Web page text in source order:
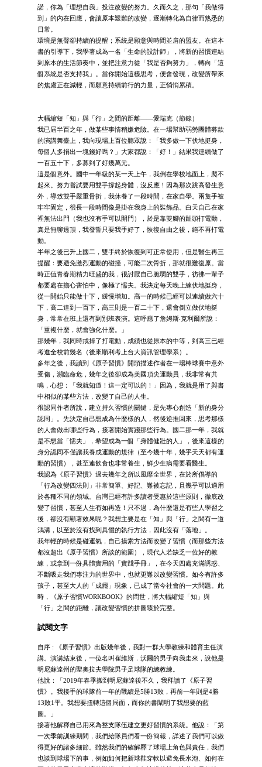
諾，你為「理想自我」投注改變的努力。久而久之，那句「我做得
到」的內在回應，會讓原本艱難的改變，逐漸轉化為自律而熟悉的
日常。
環境是無聲卻持續的提醒；系統是願意與時間並肩的盟友。在這本
書的引導下，我學著成為一名「生命的設計師」，將新的習慣連結
到原本的生活節奏中，並把注意力從「我是否夠努力」，轉向「這
個系統是否支持我」。當你開始這樣思考，便會發現，改變所帶來
的焦慮正在減輕，而願意持續前行的力量，正悄悄累積。
大幅縮短「知」與「行」之間的距離——愛瑞克（節錄）
我已屆半百之年，做某些事情稍嫌危險。在一場幫助弱勢團體募款
的演講舞臺上，我向現場上百位聽眾說：「我多做一下伏地挺身，
每個人多捐出一塊錢好嗎？」大家都說：「好！」結果我連續做了
一百五十下，多募到了好幾萬元。
這是個意外。國中一年級的某一天上午，我倒在學校地面上，爬不
起來。努力嘗試要用雙手撐起身體，沒反應！因為那次跳高發生意
外，導致雙手嚴重骨折，我休養了一段時間，在家自學。兩隻手被
牢牢固定，很長一段時間像是掛在我身上的裝飾品。白天自己在家
裡無法出門（我也沒有手可以開門），於是靠雙腳的趾頭打電動，
真是無聊透頂，我發誓只要我手好了，恢復自由之後，絕不再打電
動。
半年之後已升上國二，雙手終於恢復到可正常使用，但是醫生再三
提醒：要避免激烈運動的碰撞，可能二次骨折，那就很難復原。當
時正值青春期精力旺盛的我，很討厭自己脆弱的雙手，彷彿一輩子
都要處在擔心害怕中，像極了懦夫。我決定每天晚上練伏地挺身，
從一開始只能做十下，緩慢增加。高一的時候已經可以連續做六十
下，高二達到一百下，高三則是一百二十下，還會倒立做伏地挺
身，常常在班上還有到別班表演。這呼應了詹姆斯‧克利爾所說：
「重複什麼，就會強化什麼。」
那幾年，我同時戒掉了打電動，成績也從原本的中等，到高三已經
考進全校前幾名（後來順利考上台大資訊管理學系）。
多年之後，我讀到《原子習慣》開頭描述作者在一場棒球賽中意外
受傷，瀕臨命危，幾年之後卻成為美國頂尖運動員，我非常有共
鳴，心想：「我就知道！這一定可以的！」因為，我就是用了與書
中相似的某些方法，改變了自己的人生。
很認同作者所說，建立持久習慣的關鍵，是先專心創造「新的身分
認同」。先決定自己想成為什麼樣的人，然後逆推回來，思考那樣
的人會做出哪些行為，接著開始實踐那些行為。國二那一年，我就
是不想當「懦夫」，希望成為一個「身體健壯的人」，後來這樣的
身分認同不僅讓我養成運動的規律（至今幾十年，幾乎天天都有運
動的習慣），甚至連飲食也非常養生，鮮少生病需要看醫生。
我認為《原子習慣》過去幾年之所以風靡全世界，在於所倡導的
「行為改變四法則」非常簡單、好記、難被忘記，且幾乎可以適用
於各種不同的領域。台灣已經有許多讀者受惠於這些原則，徹底改
變了習慣，甚至人生有如再造！只不過，為什麼還是有些人學習之
後，卻沒有顯著效果呢？我想主要是在「知」與「行」之間有一道
鴻溝，以至於沒有找到具體的執行方法，因此沒有「落地」。
我年輕的時候是碰運氣，自己摸索方法而改變了習慣（而那些方法
都沒超出《原子習慣》所談的範圍），現代人若缺乏一位好的教
練，或拿到一份具體實用的「實踐手冊」，在今天四處充滿誘惑、
不斷吸走我們專注力的世界中，也就更難以改變習慣。如今有許多
孩子，甚至大人的「成癮」現象，已成了當今社會的一大問題。此
時，《原子習慣WORKBOOK》的問世，將大幅縮短「知」與
「行」之間的距離，讓改變習慣的拼圖臻於完整。
試閱文字
自序 : 《原子習慣》出版幾年後，我對一群大學教練和體育主任演
講。演講結束後，一位名叫崔維斯．沃爾的男子向我走來，說他是
明尼蘇達州的聖奧拉夫學院男子足球隊的總教練。
他說：「2019年春季搬到明尼蘇達後不久，我拜讀了《原子習
慣》。我接手的球隊前一年的戰績是5勝13敗，再前一年則是4勝
13敗1平。我想要扭轉這個局面，而你的書闡明了我想要的藍
圖。」
接著他解釋自己用來為整支隊伍建立更好習慣的系統。他說：「第
一次季前訓練期間，我們給隊員們看一份簡報，詳述了我們可以做
得更好的諸多細節。雖然我們的確解釋了球場上角色與責任，我們
也談到球場下的事，例如如何把新球鞋穿軟以避免長水泡、如何在